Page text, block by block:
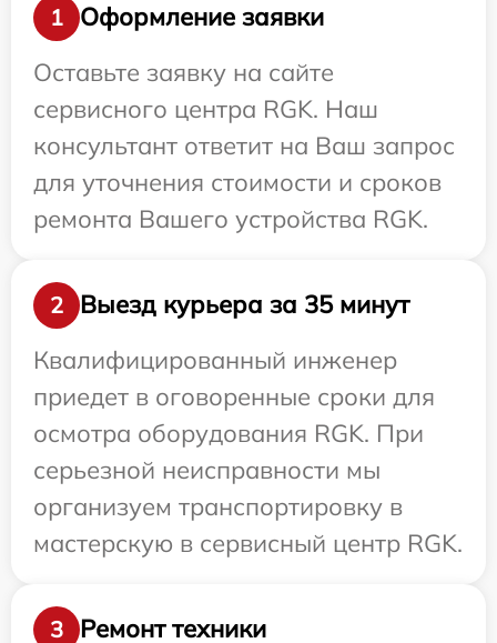
1
Оформление заявки
Оставьте заявку на сайте
сервисного центра RGK. Наш
консультант ответит на Ваш запрос
для уточнения стоимости и сроков
ремонта Вашего устройства RGK.
2
Выезд курьера за 35 минут
Квалифицированный инженер
приедет в оговоренные сроки для
осмотра оборудования RGK. При
серьезной неисправности мы
организуем транспортировку в
мастерскую в сервисный центр RGK.
3 Ремонт техники